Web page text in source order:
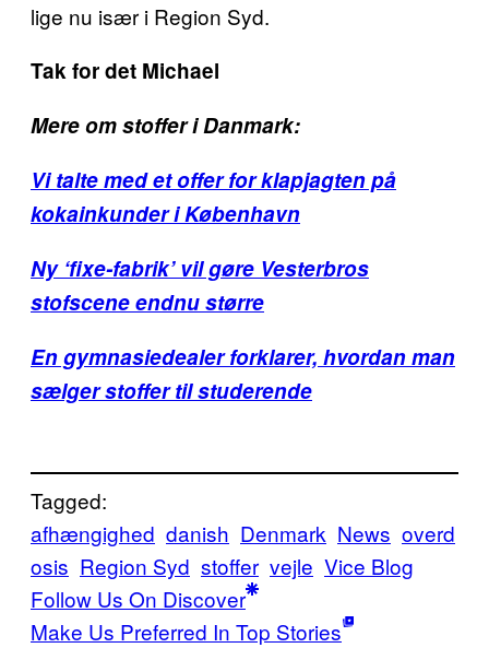
lige nu især i Region Syd.
Tak for det Michael
Mere om stoffer i Danmark:
Vi talte med et offer for klapjagten på
kokainkunder i København
Ny ‘fixe-fabrik’ vil gøre Vesterbros
stofscene endnu større
En gymnasiedealer forklarer, hvordan man
sælger stoffer til studerende
Tagged:
afhængighed danish Denmark News overd
osis Region Syd stoffer vejle Vice Blog
Follow Us On Discover
Make Us Preferred In Top Stories